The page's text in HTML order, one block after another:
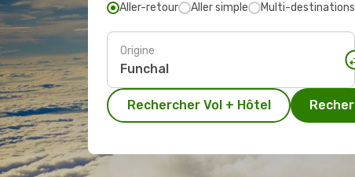
Aller-retour Aller simple Multi-destinations
Origine
Rechercher Vol + Hôtel